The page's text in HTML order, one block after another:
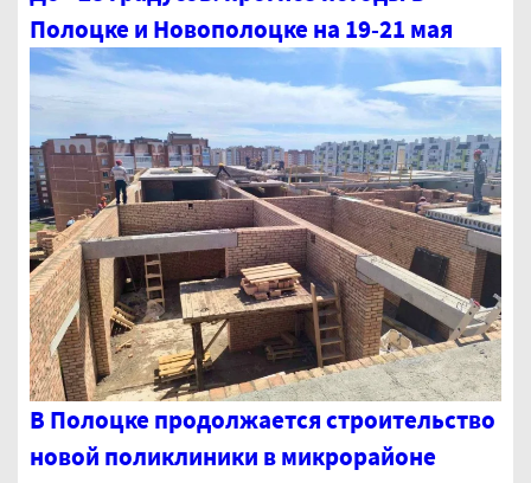
Полоцке и Новополоцке на 19-21 мая
В Полоцке продолжается строительство
новой поликлиники в микрорайоне